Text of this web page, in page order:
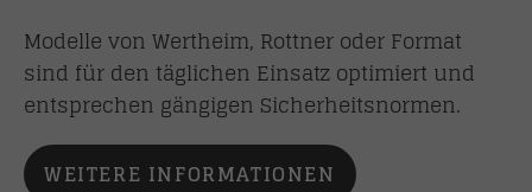
Modelle von Wertheim, Rottner oder Format
sind für den täglichen Einsatz optimiert und
entsprechen gängigen Sicherheitsnormen.
WEITERE INFORMATIONEN